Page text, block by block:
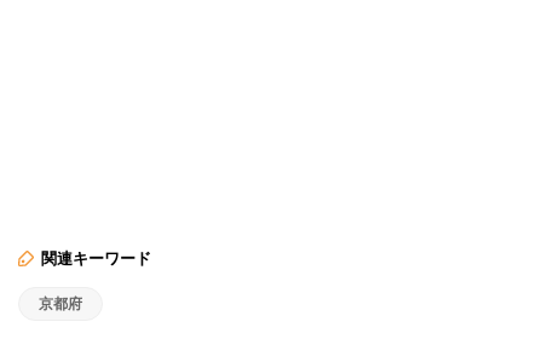
関連キーワード
京都府